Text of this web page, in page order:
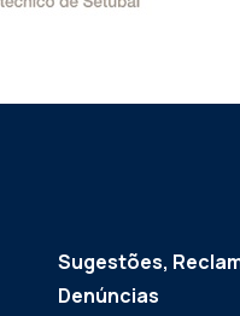
Sugestões,
Denúncias